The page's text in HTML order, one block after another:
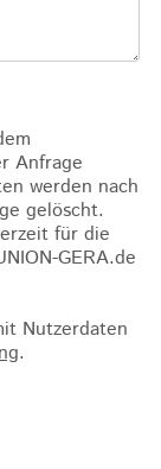
Anfrage
werden nach
gelöscht.
für die
GERA.de
Nutzerdaten
.